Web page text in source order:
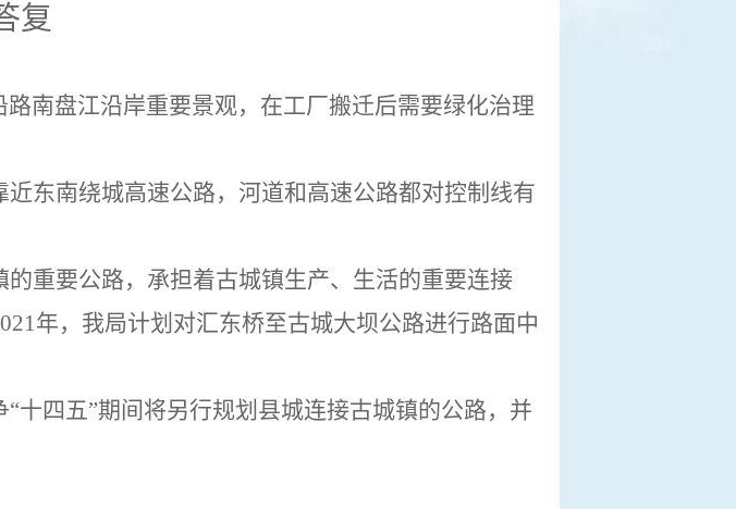
复
南盘江沿岸重要景观，在工厂搬迁后需要绿化治理
东南绕城高速公路，河道和高速公路都对控制线有
重要公路，承担着古城镇生产、生活的重要连接
年，我局计划对汇东桥至古城大坝公路进行路面中
“十四五”期间将另行规划县城连接古城镇的公路，并